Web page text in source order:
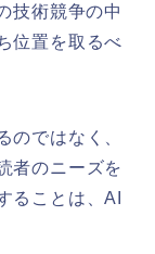
技術競争の中
位置を取るべ
のではなく、
者のニーズを
ることは、AI